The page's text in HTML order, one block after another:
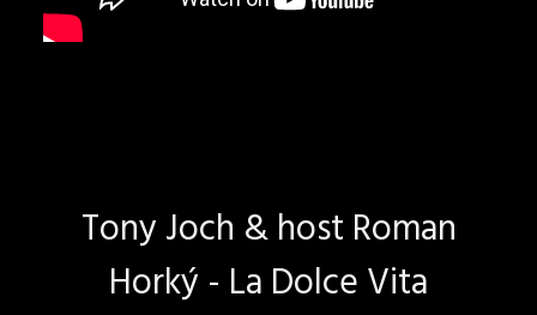
Tony Joch & host Roman
Horký - La Dolce Vita